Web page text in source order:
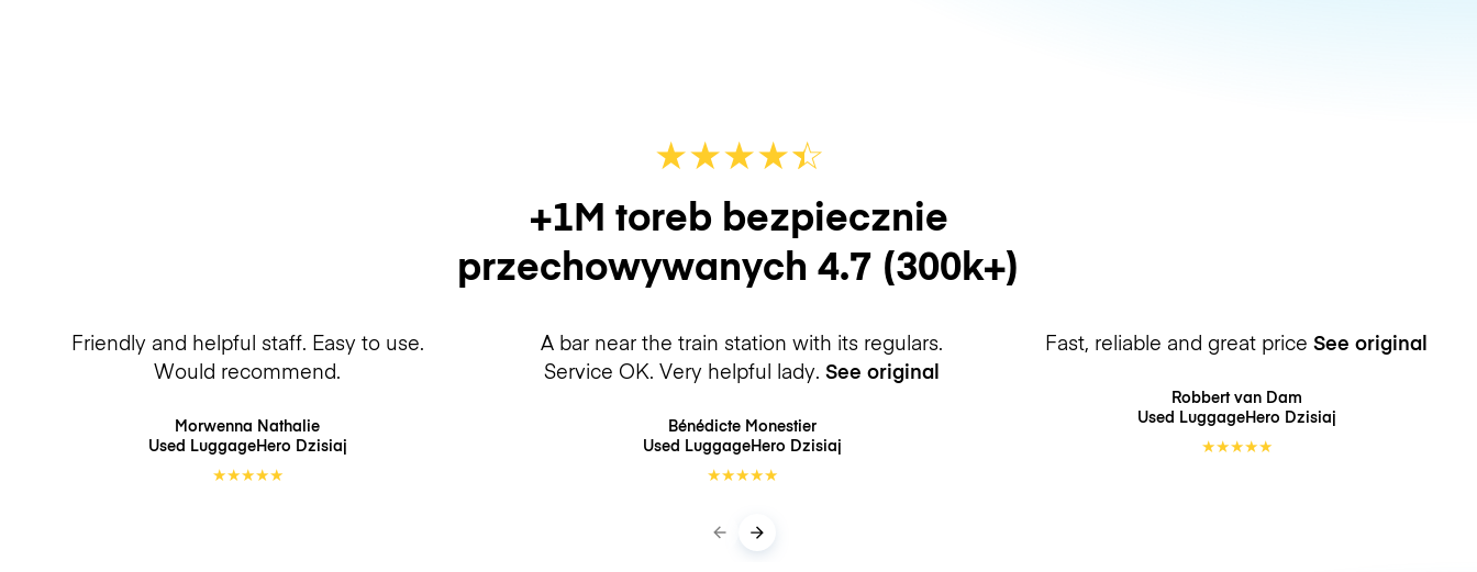
★★★★☆
★
+1M toreb bezpiecznie
przechowywanych 4.7 (300k+)
Friendly and helpful staff. Easy to use.
Would recommend.
Morwenna Nathalie
Used LuggageHero Dzisiaj
★★★★★
A bar near the train station with its regulars.
Service OK. Very helpful lady. See original
Bénédicte Monestier
Used LuggageHero Dzisiaj
★★★★★
Fast, reliable and great price See original
Robbert van Dam
Used LuggageHero Dzisiaj
★★★★★